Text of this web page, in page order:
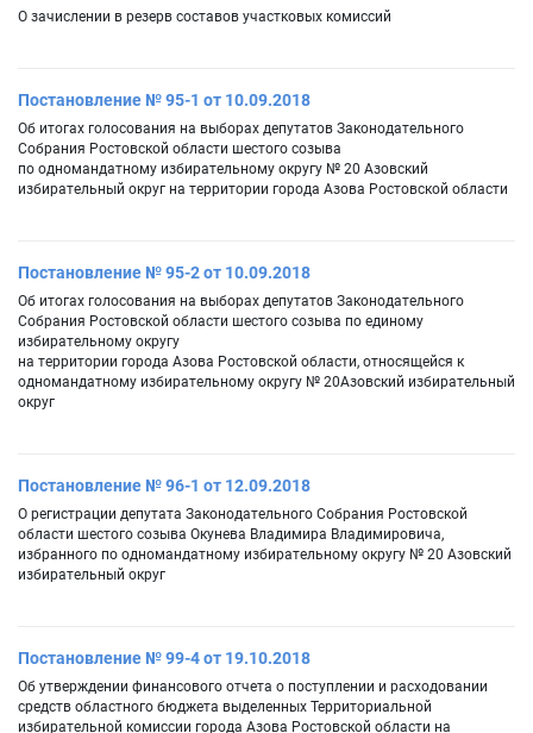
О зачислении в резерв составов участковых комиссий
Постановление № 95-1 от 10.09.2018
Об итогах голосования на выборах депутатов Законодательного
Собрания Ростовской области шестого созыва
по одномандатному избирательному округу № 20 Азовский
избирательный округ на территории города Азова Ростовской области
Постановление № 95-2 от 10.09.2018
Об итогах голосования на выборах депутатов Законодательного
Собрания Ростовской области шестого созыва по единому
избирательному округу
на территории города Азова Ростовской области, относящейся к
одномандатному избирательному округу № 20Азовский избирательный
округ
Постановление № 96-1 от 12.09.2018
О регистрации депутата Законодательного Собрания Ростовской
области шестого созыва Окунева Владимира Владимировича,
избранного по одномандатному избирательному округу № 20 Азовский
избирательный округ
Постановление № 99-4 от 19.10.2018
Об утверждении финансового отчета о поступлении и расходовании
средств областного бюджета выделенных Территориальной
избирательной комиссии города Азова Ростовской области на